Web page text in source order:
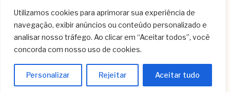
Utilizamos cookies para aprimorar sua experiência de
navegação, exibir anúncios ou conteúdo personalizado e
analisar nosso tráfego. Ao clicar em “Aceitar todos”, você
concorda com nosso uso de cookies.
Personalizar Rejeitar Aceitar tudo
Contato
(11) 3259-8266